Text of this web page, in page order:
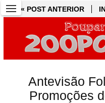
« POST ANTERIOR
Antevisão
Promoções
« POST ANTERIOR